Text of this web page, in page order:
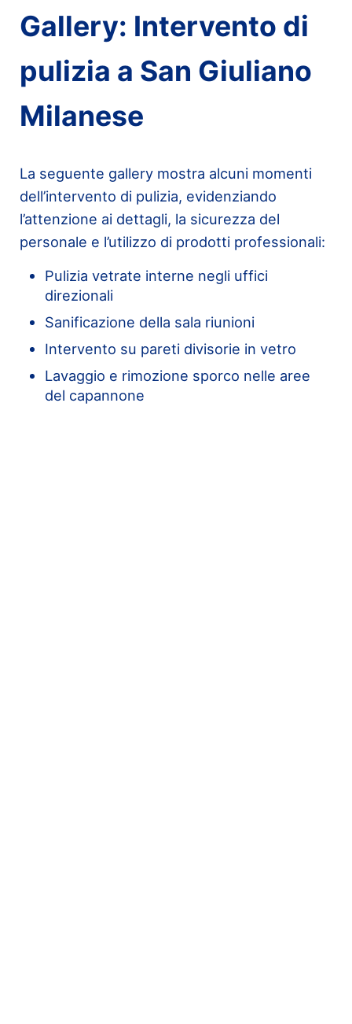
Gallery: Intervento di
pulizia a San Giuliano
Milanese
La seguente gallery mostra alcuni momenti
dell’intervento di pulizia, evidenziando
l’attenzione ai dettagli, la sicurezza del
personale e l’utilizzo di prodotti professionali:
Pulizia vetrate interne negli uffici
direzionali
Sanificazione della sala riunioni
Intervento su pareti divisorie in vetro
Lavaggio e rimozione sporco nelle aree
del capannone